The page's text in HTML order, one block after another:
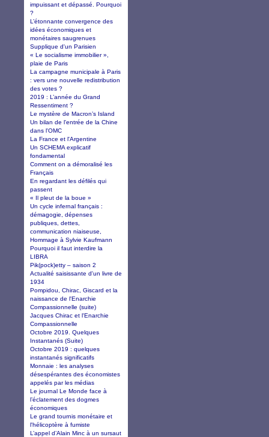
impuissant et dépassé. Pourquoi
?
L’étonnante convergence des
idées économiques et
monétaires saugrenues
Supplique d'un Parisien
« Le socialisme immobilier »,
plaie de Paris
La campagne municipale à Paris
: vers une nouvelle redistribution
des votes ?
2019 : L’année du Grand
Ressentiment ?
Le mystère de Macron’s Island
Un bilan de l'entrée de la Chine
dans l'OMC
La France et l'Argentine
Un SCHEMA explicatif
fondamental
Comment on a démoralisé les
Français
En regardant les défilés qui
passent
« Il pleut de la boue »
Un cycle infernal français :
démagogie, dépenses
publiques, dettes,
communication niaiseuse,
Hommage à Sylvie Kaufmann
Pourquoi il faut interdire la
LIBRA
Pik(pock)etty – saison 2
Actualité saisissante d'un livre de
1934
Pompidou, Chirac, Giscard et la
naissance de l'Enarchie
Compassionnelle (suite)
Jacques Chirac et l'Enarchie
Compassionnelle
Octobre 2019. Quelques
Instantanés (Suite)
Octobre 2019 : quelques
instantanés significatifs
Monnaie : les analyses
désespérantes des économistes
appelés par les médias
Le journal Le Monde face à
l’éclatement des dogmes
économiques
Le grand tournis monétaire et
l'hélicoptère à fumiste
L’appel d’Alain Minc à un sursaut